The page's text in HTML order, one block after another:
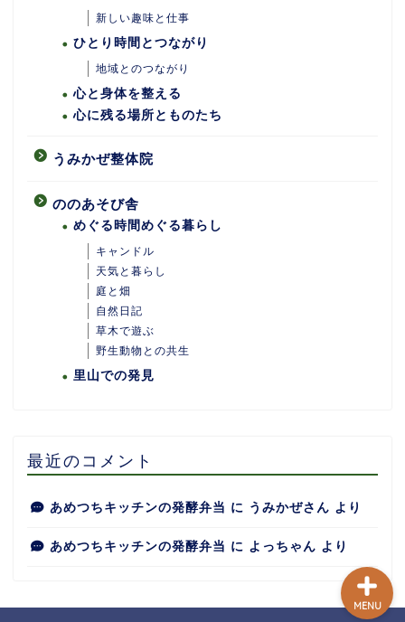
新しい趣味と仕事
ひとり時間とつながり
地域とのつながり
心と身体を整える
心に残る場所とものたち
うみかぜ整体院
ののあそび舎
めぐる時間めぐる暮らし
キャンドル
天気と暮らし
庭と畑
自然日記
草木で遊ぶ
野生動物との共生
里山での発見
最近のコメント
あめつちキッチンの発酵弁当 に うみかぜさん より
あめつちキッチンの発酵弁当 に よっちゃん より
MENU